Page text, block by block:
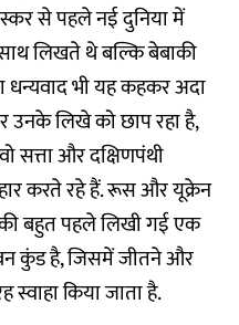
से पहले नई दुनिया में
लिखते थे बल्कि बेबाकी
भी यह कहकर अदा
उनके लिखे को छाप रहा है,
और दक्षिणपंथी
करते रहे हैं. रूस और यूक्रेन
बहुत पहले लिखी गई एक
कुंड है, जिसमें जीतने और
स्वाहा किया जाता है.